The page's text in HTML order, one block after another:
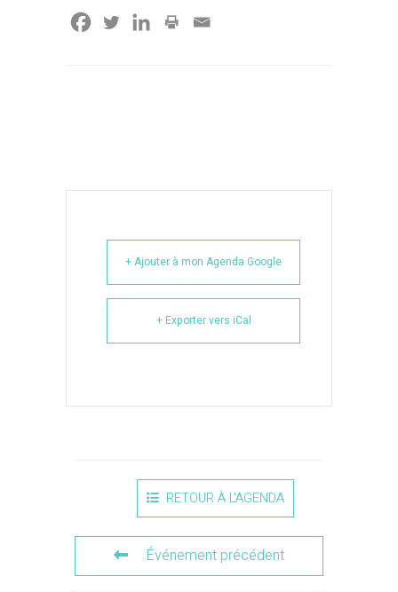
+ Ajouter à mon Agenda Google
+ Exporter vers iCal
RETOUR À L'AGENDA
Événement précédent